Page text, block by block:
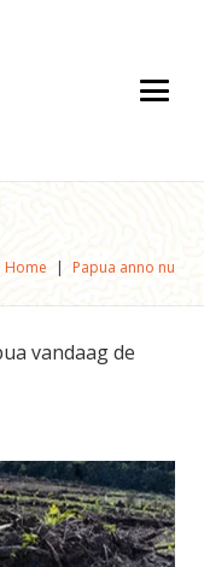
Home | Papua anno nu
vandaag de